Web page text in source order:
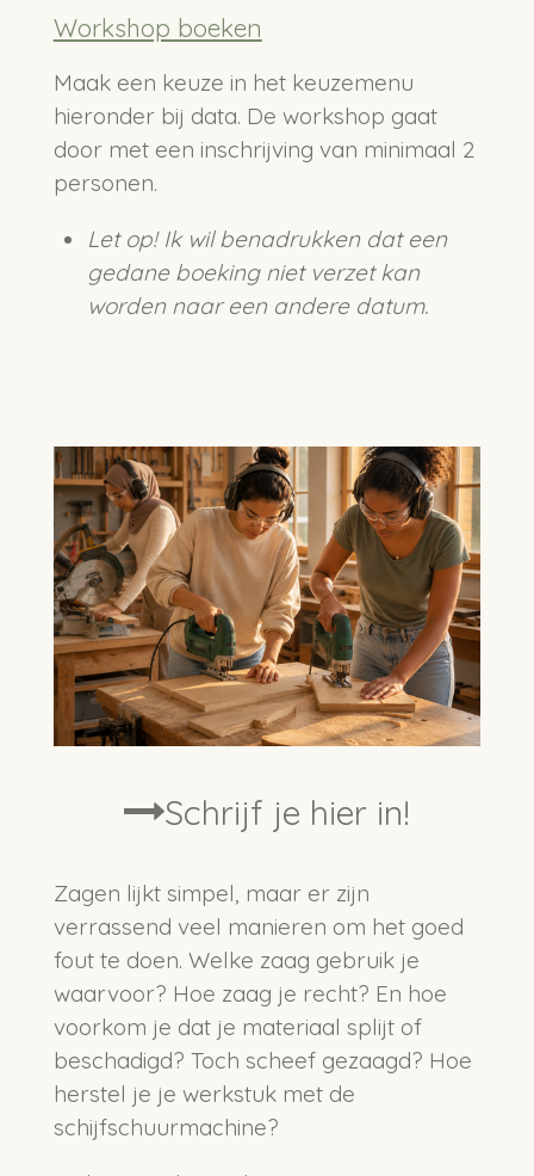
Workshop boeken
Maak een keuze in het keuzemenu
hieronder bij data. De workshop gaat
door met een inschrijving van minimaal 2
personen.
Let op! Ik wil benadrukken dat een
gedane boeking niet verzet kan
worden naar een andere datum.
Schrijf je hier in!
Zagen lijkt simpel, maar er zijn
verrassend veel manieren om het goed
fout te doen. Welke zaag gebruik je
waarvoor? Hoe zaag je recht? En hoe
voorkom je dat je materiaal splijt of
beschadigd? Toch scheef gezaagd? Hoe
herstel je je werkstuk met de
schijfschuurmachine?